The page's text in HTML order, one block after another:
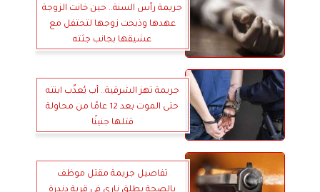
جريمة رأس السنة.. حين خانت الزوجة
عهدها وذبحت زوجها لتحتفل مع
عشيقها بجانب جثته
جريمة تهز الشرقية.. أب يُعذّب ابنته
حتى الموت بعد 12 عامًا من محاولة
قتلها جنينًا
تفاصيل جريمة مقتل موظف
بالصحة بطلق ناري في قرية دندرة